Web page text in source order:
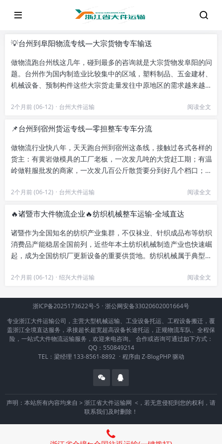
💡台州到阜阳物流专线—大宗货物专车输送
做物流跑台州线这几年，碰到最多的咨询就是大宗货物发阜阳的问
题。台州作为国内制造业比较集中的区域，塑料制品、五金建材、
机械设备、预制构件这些大宗货走量发往中原地区的需求越来越
2个月前 (06-12) · 台州大件运输 阅读全文
📌台州到宿州货运专线—零担整车专车分流
做物流行业快八年，天天跑台州到宿州这条线，接触过各式各样的
货主：有黄岩做模具的工厂老板，一次发几吨的大货赶工期；有温
岭做鞋服批发的商家，一次发几百公斤散货要分到好几个档口；还
2个月前 (06-12) · 台州大件运输 阅读全文
🔥诸暨市大件物流企业🔥纺织机械整车运输-全域直达
诸暨作为全国知名的纺织产业集群，不仅袜业、针织成品布等纺织
消费品产能稳居全国前列，近些年本土纺织机械制造产业也快速崛
起，成为全国纺织厂更新设备的重要供货地。纺织机械属于典型的
2个月前 (06-12) · 绍兴大件运输 阅读全文
浙ICP备2025173622号-5 · 浙公网安备33020602001664号
专业浙江大件运输公司，主营大型机械运输、工业设备托运、工程设备搬迁，覆
盖浙江全境直达服务，承接超长超宽超高设备长途托运，正规物流车队、全程保
险，一站式大件物流运输服务，欢迎来电咨询。 合作或咨询可通过如下方式：
QQ：550849214
TEL：梁经理 133-8561-8892 · 程序由 Z-BlogPHP驱动
声明：本站所有内容均来自 > 浙江省大件运输网 <，若无意侵犯到您的权利，请
联系我们及时删除！